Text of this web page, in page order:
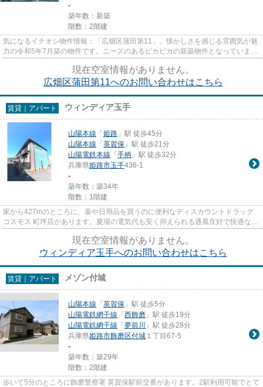
-
築年数：新築
階数：2階建
気になるイチオシ物件情報：「広畑区蒲田第11」。懐かしさを感じる雰囲気が魅
力の令和5年7月築の物件です。ニーズのあるピカピカの新築物件となっていま
す。多くの方からこだわり条件...
現在空室情報がありません。
広畑区蒲田第11へのお問い合わせはこちら
賃貸｜アパート ウィンディア玉手
山陽本線 「姫路 」駅 徒歩45分
山陽本線 「英賀保 」駅 徒歩21分
山陽電鉄本線 「手柄 」駅 徒歩32分
兵庫県姫路市玉手436-1
-
築年数：築34年
階数：1階建
家から427mのところに、薬や日用品を買うのに便利なディスカウントドラッグ
コスモス 町坪店があります。夏場の電気代も安く抑えられる通風良好で快適なア
パートです。駅まで平坦な場...
現在空室情報がありません。
ウィンディア玉手へのお問い合わせはこちら
賃貸｜アパート メゾン付城
山陽本線 「英賀保 」駅 徒歩5分
山陽電鉄網干線 「西飾磨 」駅 徒歩19分
山陽電鉄網干線 「夢前川
」駅 徒歩28分
兵庫県姫路市飾磨区付城 １丁目67-5
-
築年数：築29年
階数：2階建
歩いて5分のところに飾磨警察署 英賀保駅前交番があります。2駅利用可能でとて